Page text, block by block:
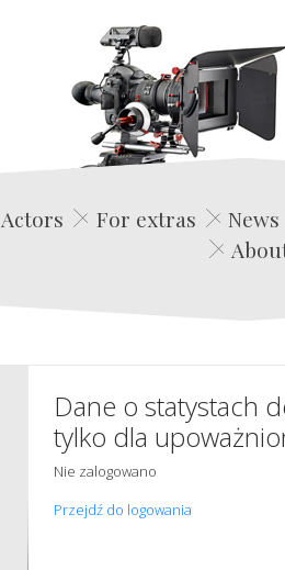
Actors For extras News
Dane o statystach
tylko dla
Nie zalogowano
Przejdź do logowania